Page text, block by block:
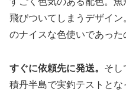
飛びついてしまうデザイ
のナイスな色使いであった
すぐに依頼先に発送。 そし
積丹半島で実釣テストとな